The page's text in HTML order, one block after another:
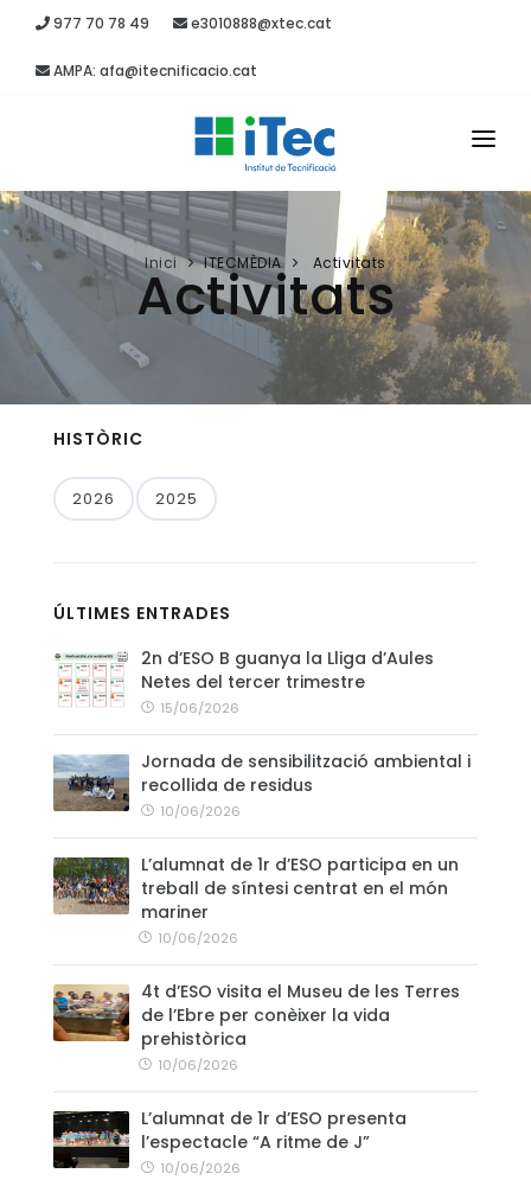
977 70 78 49 e3010888@xtec.cat
AMPA: afa@itecnificacio.cat
INICI
EL CENTRE
SECRETARIA
PROJECTES
ITEC MÈDIA
Inici ITECMÈDIA Activitats
Activitats
HISTÒRIC
2026 2025
ÚLTIMES ENTRADES
2n d’ESO B guanya la Lliga d’Aules
Netes del tercer trimestre
15/06/2026
Jornada de sensibilització ambiental i
recollida de residus
10/06/2026
L’alumnat de 1r d’ESO participa en un
treball de síntesi centrat en el món
mariner
10/06/2026
4t d’ESO visita el Museu de les Terres
de l’Ebre per conèixer la vida
prehistòrica
10/06/2026
L’alumnat de 1r d’ESO presenta
l’espectacle “A ritme de J”
10/06/2026